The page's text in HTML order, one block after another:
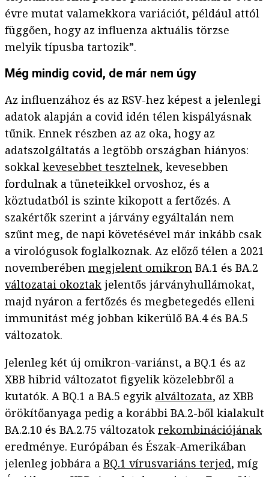
évre mutat valamekkora variációt, például attól
függően, hogy az influenza aktuális törzse
melyik típusba tartozik”.
Még mindig covid, de már nem úgy
Az influenzához és az RSV-hez képest a jelenlegi
adatok alapján a covid idén télen kispályásnak
tűnik. Ennek részben az az oka, hogy az
adatszolgáltatás a legtöbb országban hiányos:
sokkal kevesebbet tesztelnek, kevesebben
fordulnak a tüneteikkel orvoshoz, és a
köztudatból is szinte kikopott a fertőzés. A
szakértők szerint a járvány egyáltalán nem
szűnt meg, de napi követésével már inkább csak
a virológusok foglalkoznak. Az előző télen a 2021
novemberében megjelent omikron BA.1 és BA.2
változatai okoztak jelentős járványhullámokat,
majd nyáron a fertőzés és megbetegedés elleni
immunitást még jobban kikerülő BA.4 és BA.5
változatok.
Jelenleg két új omikron-variánst, a BQ.1 és az
XBB hibrid változatot figyelik közelebbről a
kutatók. A BQ.1 a BA.5 egyik alváltozata, az XBB
örökítőanyaga pedig a korábbi BA.2-ből kialakult
BA.2.10 és BA.2.75 változatok rekombinációjának
eredménye. Európában és Észak-Amerikában
jelenleg jobbára a BQ.1 vírusvariáns terjed, míg